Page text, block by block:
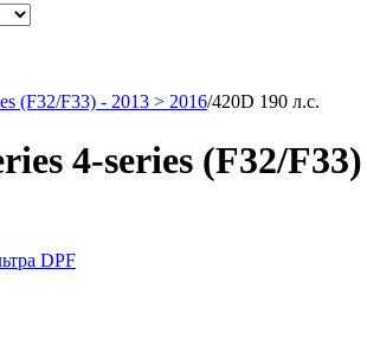
(F32/F33) - 2013 > 2016/420D 190 л.с.
4-series (F32/F33)
DPF